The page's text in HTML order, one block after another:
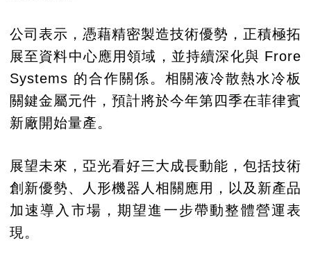
公司表示，憑藉精密製造技術優勢，正積極拓
展至資料中心應用領域，並持續深化與 Frore
Systems 的合作關係。相關液冷散熱水冷板
關鍵金屬元件，預計將於今年第四季在菲律賓
新廠開始量產。
展望未來，亞光看好三大成長動能，包括技術
創新優勢、人形機器人相關應用，以及新產品
加速導入市場，期望進一步帶動整體營運表
現。